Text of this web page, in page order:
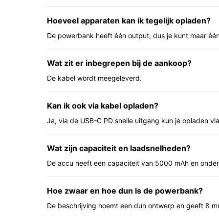
Belangrijkste voordelen
De voordelen zijn praktisch en direct merkbaar
Compact en lichtgewicht: gemakkelijk mee
laadmomenten.
USB‑C PD uitgang voor snellere bekabelde
Voor wie is dit geschikt?
Geschikt voor reizigers, forenzen en gebruikers
Voor wie is dit minder geschikt?
Als je meerdere apparaten tegelijk moet
nodig hebt, controleer dan in de specificaties of
beschikbaar zijn. Als je afhankelijk bent van zeer
Hoeveel apparaten kan ik tegelijk opladen?
De powerbank heeft één output, dus je kunt maar
Wat zit er inbegrepen bij de aankoop?
De kabel wordt meegeleverd.
Kan ik ook via kabel opladen?
Ja, via de USB-C PD snelle uitgang kun je opladen
Wat zijn capaciteit en laadsnelheden?
De accu heeft een capaciteit van 5000 mAh en
Hoe zwaar en hoe dun is de powerbank?
De beschrijving noemt een dun ontwerp en geeft 8